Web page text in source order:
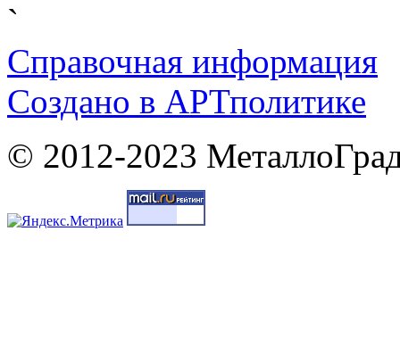
`
Справочная информация
Cоздано в АРТполитике
© 2012-2023